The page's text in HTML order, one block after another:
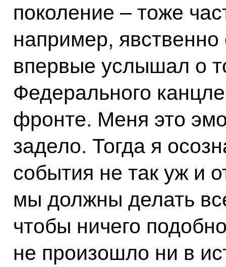
поколение – тоже
например, явственно
впервые услышал о
Федерального
фронте. Меня это
задело. Тогда я
события не так уж и
мы должны делать
чтобы ничего
не произошло ни в